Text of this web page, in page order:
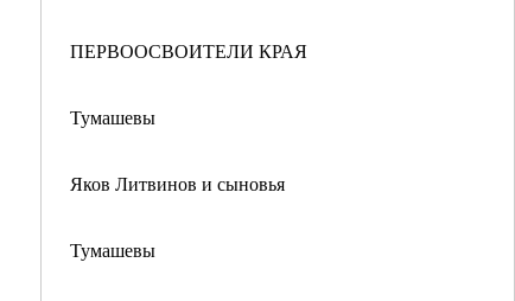
ПЕРВООСВОИТЕЛИ КРАЯ
Тумашевы
Яков Литвинов и сыновья
Тумашевы